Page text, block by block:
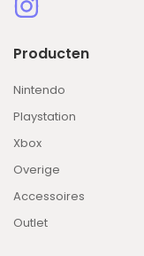
Producten
Nintendo
Playstation
Xbox
Overige
Accessoires
Outlet